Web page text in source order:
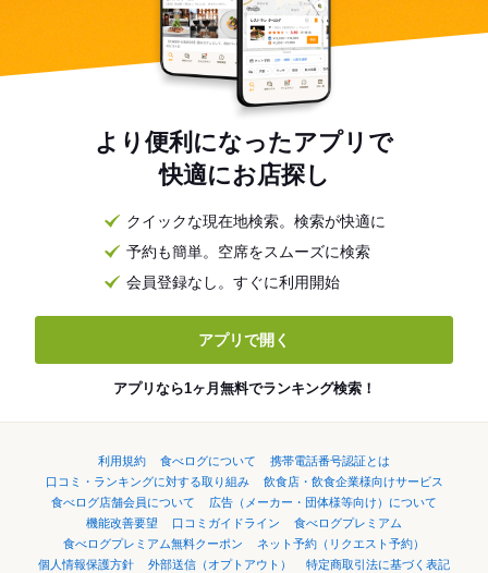
より便利になったアプリで
快適にお店探し
クイックな現在地検索。検索が快適に
予約も簡単。空席をスムーズに検索
会員登録なし。すぐに利用開始
アプリで開く
アプリなら1ヶ月無料でランキング検索！
利用規約 食べログについて
携帯電話番号認証とは
口コミ・ランキングに対する取り組み
飲食店・飲食企業様向けサービス
食べログ店舗会員について
広告（メーカー・団体様等向け）について
機能改善要望
口コミガイドライン
食べログプレミアム
食べログプレミアム無料クーポン
ネット予約（リクエスト予約）
個人情報保護方針
外部送信（オプトアウト）
特定商取引法に基づく表記